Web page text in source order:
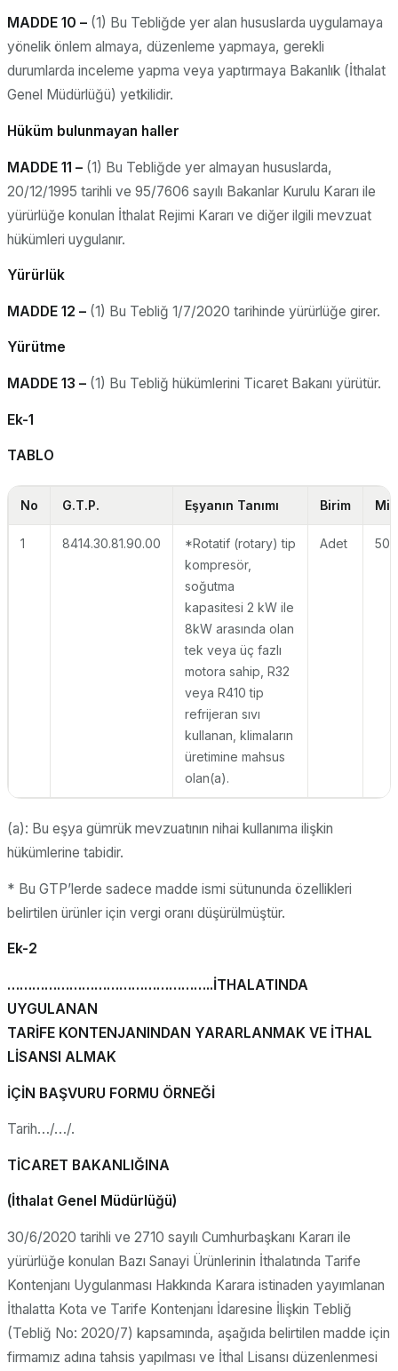
MADDE 10 – (1) Bu Tebliğde yer alan hususlarda uygulamaya
yönelik önlem almaya, düzenleme yapmaya, gerekli
durumlarda inceleme yapma veya yaptırmaya Bakanlık (İthalat
Genel Müdürlüğü) yetkilidir.
Hüküm bulunmayan haller
MADDE 11 – (1) Bu Tebliğde yer almayan hususlarda,
20/12/1995 tarihli ve 95/7606 sayılı Bakanlar Kurulu Kararı ile
yürürlüğe konulan İthalat Rejimi Kararı ve diğer ilgili mevzuat
hükümleri uygulanır.
Yürürlük
MADDE 12 – (1) Bu Tebliğ 1/7/2020 tarihinde yürürlüğe girer.
Yürütme
MADDE 13 – (1) Bu Tebliğ hükümlerini Ticaret Bakanı yürütür.
Ek-1
TABLO
No G.T.P. Eşyanın Tanımı Birim
1 8414.30.81.90.00
*Rotatif (rotary) tip
kompresör,
soğutma
kapasitesi 2 kW ile
8kW arasında olan
tek veya üç fazlı
motora sahip, R32
veya R410 tip
refrijeran sıvı
kullanan, klimaların
üretimine mahsus
olan(a).
Adet
(a): Bu eşya gümrük mevzuatının nihai kullanıma ilişkin
hükümlerine tabidir.
* Bu GTP’lerde sadece madde ismi sütununda özellikleri
belirtilen ürünler için vergi oranı düşürülmüştür.
Ek-2
…………………………………………..İTHALATINDA
UYGULANAN
TARİFE KONTENJANINDAN YARARLANMAK VE İTHAL
LİSANSI ALMAK
İÇİN BAŞVURU FORMU ÖRNEĞİ
Tarih…/…/.
TİCARET BAKANLIĞINA
(İthalat Genel Müdürlüğü)
30/6/2020 tarihli ve 2710 sayılı Cumhurbaşkanı Kararı ile
yürürlüğe konulan Bazı Sanayi Ürünlerinin İthalatında Tarife
Kontenjanı Uygulanması Hakkında Karara istinaden yayımlanan
İthalatta Kota ve Tarife Kontenjanı İdaresine İlişkin Tebliğ
(Tebliğ No: 2020/7) kapsamında, aşağıda belirtilen madde için
firmamız adına tahsis yapılması ve İthal Lisansı düzenlenmesi